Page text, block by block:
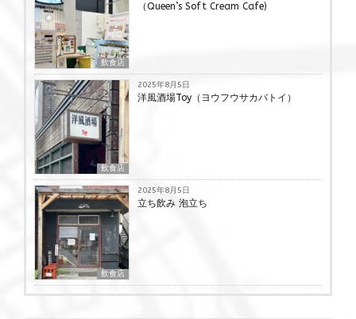
飲食店
（Queen’s Soft Cream Cafe)
飲食店
2025年8月5日
洋風酒場Toy（ヨウフウサカバトイ）
飲食店
2025年8月5日
立ち飲み 泡立ち